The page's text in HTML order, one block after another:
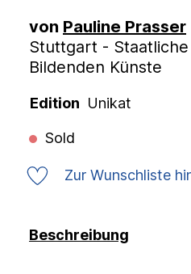
von Pauline Prasser
Stuttgart -
Bildenden Künste
Edition Unikat
Sold
Zur Wunschliste
Beschreibung